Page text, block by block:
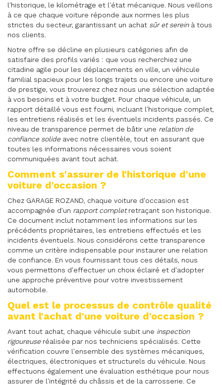
l'historique, le kilométrage et l'état mécanique. Nous veillons
à ce que chaque voiture réponde aux normes les plus
strictes du secteur, garantissant un achat sûr et sereinà tous
nos clients.
Notre offre se décline en plusieurs catégories afin de
satisfaire des profils variés : que vous recherchiez une
citadine agile pour les déplacements en ville, un véhicule
familial spacieux pour les longs trajets ou encore une voiture
de prestige, vous trouverez chez nous une sélection adaptée
à vos besoins et à votre budget. Pour chaque véhicule, un
rapport détaillé vous est fourni, incluant l'historique complet,
les entretiens réalisés et les éventuels incidents passés. Ce
niveau de transparence permet de bâtir une relation de
confiance solideavec notre clientèle, tout en assurant que
toutes les informations nécessaires vous soient
communiquées avant tout achat.
Comment s'assurer de l'historique d'une
voiture d'occasion ?
Chez GARAGE ROZAND, chaque voiture d'occasion est
accompagnée d'un rapport completretraçant son historique.
Ce document inclut notamment les informations sur les
précédents propriétaires, les entretiens effectués et les
incidents éventuels. Nous considérons cette transparence
comme un critère indispensable pour instaurer une relation
de confiance. En vous fournissant tous ces détails, nous
vous permettons d'effectuer un choix éclairé et d'adopter
une approche préventive pour votre investissement
automobile.
Quel est le processus de contrôle qualité
avant l'achat d'une voiture d'occasion ?
Avant tout achat, chaque véhicule subit une inspection
rigoureuseréalisée par nos techniciens spécialisés. Cette
vérification couvre l'ensemble des systèmes mécaniques,
électriques, électroniques et structurels du véhicule. Nous
effectuons également une évaluation esthétique pour nous
assurer de l'intégrité du châssis et de la carrosserie. Ce